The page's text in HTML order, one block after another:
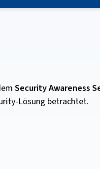
Security Awareness
Lösung betrachtet.